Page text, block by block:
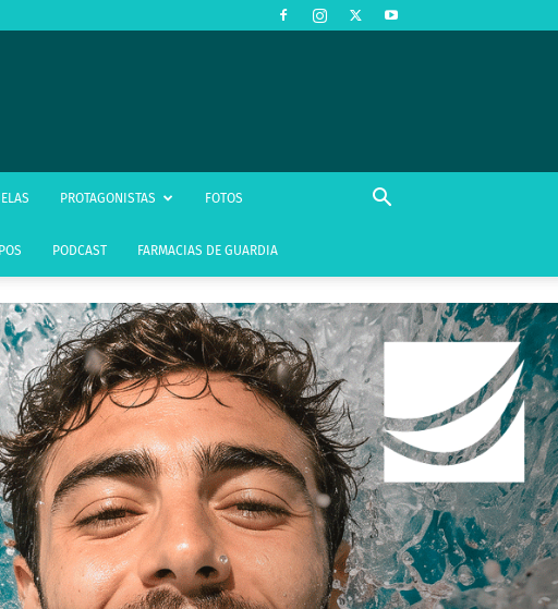
PROTAGONISTAS FOTOS
PODCAST FARMACIAS DE GUARDIA